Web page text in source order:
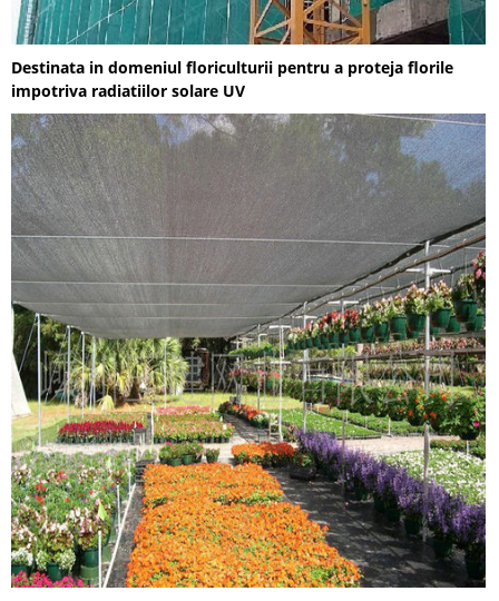
Destinata in domeniul floriculturii pentru a proteja florile
impotriva radiatiilor solare UV